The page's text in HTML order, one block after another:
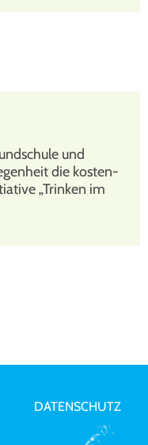
und
die kos­ten­
„Trin­ken im
DATENSCHUTZ